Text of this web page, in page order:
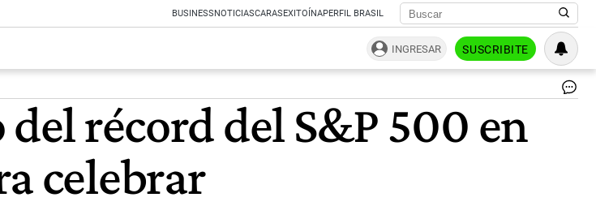
BUSINESSNOTICIASCARASEXITOÍNAPERFIL BRASIL
INGRESAR SUSCRIBITE
récord del S&P 500 en
celebrar